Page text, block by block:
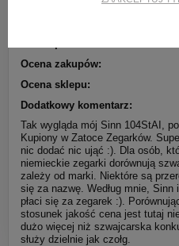
Ocena zakupów:
Ocena sklepu:
Dodatkowy komentarz:
Tak wygląda mój Sinn 104StAI,
Kupiony w Zatoce Zegarków.
nic dodać nic ująć :). Dla osób,
niemieckie zegarki dorównują
zależy od marki. Niektóre są
się za nazwę. Według mnie,
płaci się za zegarek :).
stosunek jakość cena jest tutaj
dużo więcej niż szwajcarska
służy dzielnie jak czołg.